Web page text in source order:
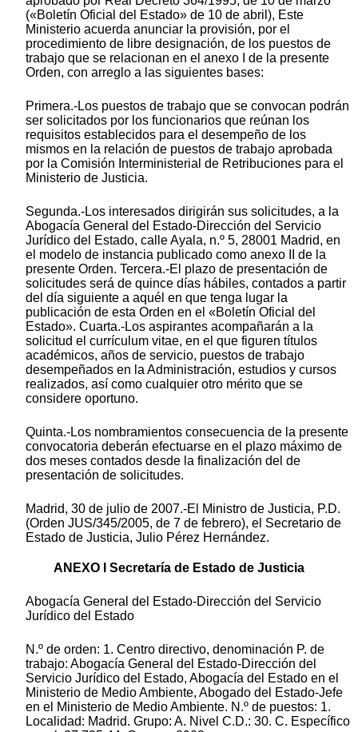
(«Boletín Oficial del Estado» de 10 de abril), Este
Ministerio acuerda anunciar la provisión, por el
procedimiento de libre designación, de los puestos de
trabajo que se relacionan en el anexo I de la presente
Orden, con arreglo a las siguientes bases:
Primera.-Los puestos de trabajo que se convocan podrán
ser solicitados por los funcionarios que reúnan los
requisitos establecidos para el desempeño de los
mismos en la relación de puestos de trabajo aprobada
por la Comisión Interministerial de Retribuciones para el
Ministerio de Justicia.
Segunda.-Los interesados dirigirán sus solicitudes, a la
Abogacía General del Estado-Dirección del Servicio
Jurídico del Estado, calle Ayala, n.º 5, 28001 Madrid, en
el modelo de instancia publicado como anexo II de la
presente Orden. Tercera.-El plazo de presentación de
solicitudes será de quince días hábiles, contados a partir
del día siguiente a aquél en que tenga lugar la
publicación de esta Orden en el «Boletín Oficial del
Estado». Cuarta.-Los aspirantes acompañarán a la
solicitud el currículum vitae, en el que figuren títulos
académicos, años de servicio, puestos de trabajo
desempeñados en la Administración, estudios y cursos
realizados, así como cualquier otro mérito que se
considere oportuno.
Quinta.-Los nombramientos consecuencia de la presente
convocatoria deberán efectuarse en el plazo máximo de
dos meses contados desde la finalización del de
presentación de solicitudes.
Madrid, 30 de julio de 2007.-El Ministro de Justicia, P.D.
(Orden JUS/345/2005, de 7 de febrero), el Secretario de
Estado de Justicia, Julio Pérez Hernández.
ANEXO I Secretaría de Estado de Justicia
Abogacía General del Estado-Dirección del Servicio
Jurídico del Estado
N.º de orden: 1. Centro directivo, denominación P. de
trabajo: Abogacía General del Estado-Dirección del
Servicio Jurídico del Estado, Abogacía del Estado en el
Ministerio de Medio Ambiente, Abogado del Estado-Jefe
en el Ministerio de Medio Ambiente. N.º de puestos: 1.
Localidad: Madrid. Grupo: A. Nivel C.D.: 30. C. Específico